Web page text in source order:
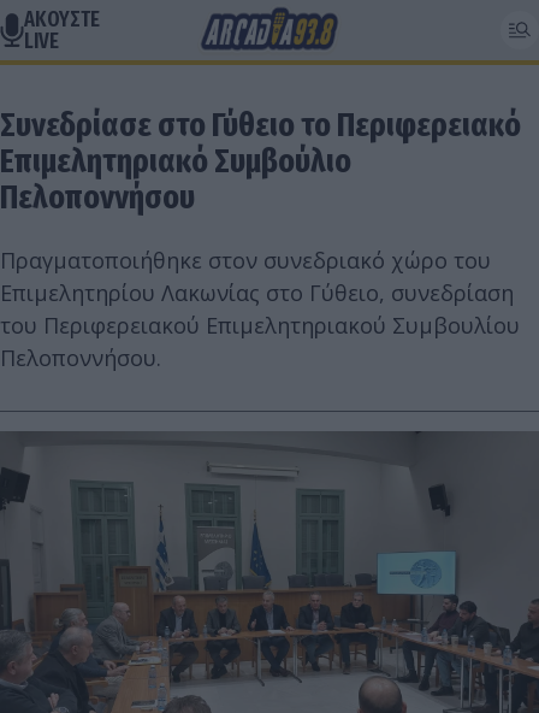
ΑΚΟΥΣΤΕ
LIVE
Συνεδρίασε στο Γύθειο το Περιφερειακό
Επιμελητηριακό Συμβούλιο
Πελοποννήσου
Πραγματοποιήθηκε στον συνεδριακό χώρο του
Επιμελητηρίου Λακωνίας στο Γύθειο, συνεδρίαση
του Περιφερειακού Επιμελητηριακού Συμβουλίου
Πελοποννήσου.